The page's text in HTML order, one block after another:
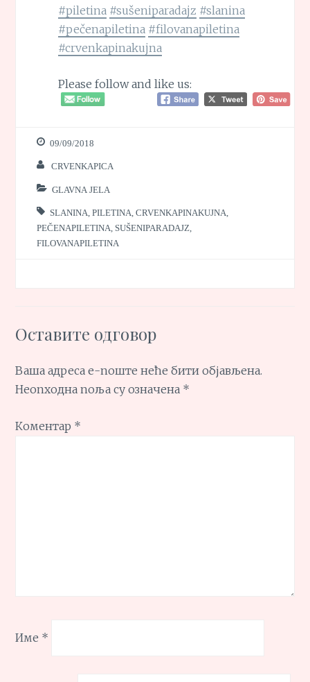
#piletina #sušeniparadajz #slanina
#pečenapiletina #filovanapiletina
#crvenkapinakujna
Please follow and like us:
09/09/2018
CRVENKAPICA
GLAVNA JELA
SLANINA ,PILETINA ,CRVENKAPINAKUJNA
PEČENAPILETINA
SUŠENIPARADAJZ
FILOVANAPILETINA
Оставите одговор
Ваша адреса е-поште неће бити објављена.
Неопходна поља су означена *
Коментар *
Име *